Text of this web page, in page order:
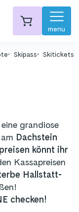
menu
Skipass Skitickets
grandiose
Dachstein
könnt ihr
Kassapreisen
Hallstatt-
checken!